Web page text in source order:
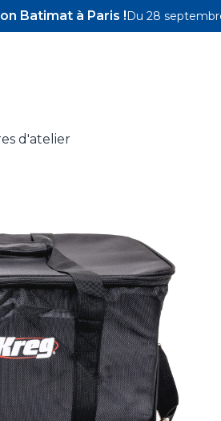
Batimat à Paris !Du 28
d'atelier